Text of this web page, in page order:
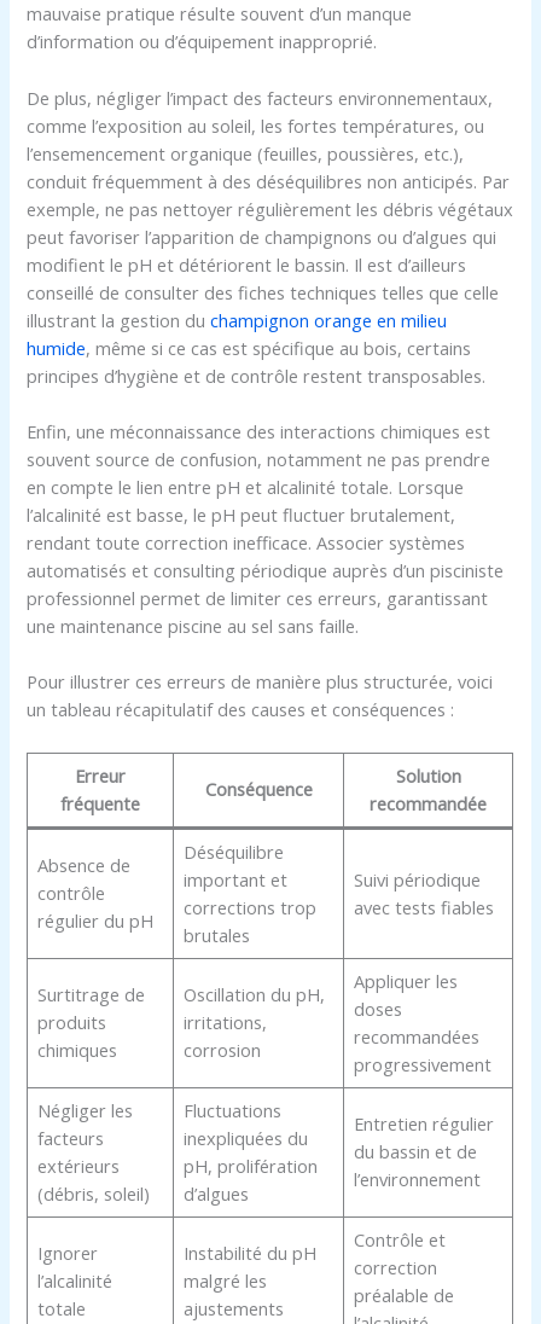
mauvaise pratique résulte souvent d’un manque
d’information ou d’équipement inapproprié.
De plus, négliger l’impact des facteurs environnementaux,
comme l’exposition au soleil, les fortes températures, ou
l’ensemencement organique (feuilles, poussières, etc.),
conduit fréquemment à des déséquilibres non anticipés. Par
exemple, ne pas nettoyer régulièrement les débris végétaux
peut favoriser l’apparition de champignons ou d’algues qui
modifient le pH et détériorent le bassin. Il est d’ailleurs
conseillé de consulter des fiches techniques telles que celle
illustrant la gestion duchampignon orange en milieu
humide, même si ce cas est spécifique au bois, certains
principes d’hygiène et de contrôle restent transposables.
Enfin, une méconnaissance des interactions chimiques est
souvent source de confusion, notamment ne pas prendre
en compte le lien entre pH et alcalinité totale. Lorsque
l’alcalinité est basse, le pH peut fluctuer brutalement,
rendant toute correction inefficace. Associer systèmes
automatisés et consulting périodique auprès d’un pisciniste
professionnel permet de limiter ces erreurs, garantissant
une maintenance piscine au sel sans faille.
Pour illustrer ces erreurs de manière plus structurée, voici
un tableau récapitulatif des causes et conséquences :
Erreur
fréquente
Conséquence
Solution
recommandée
Absence de
contrôle
régulier du pH
Déséquilibre
important et
corrections trop
brutales
Suivi périodique
avec tests fiables
Surtitrage de
produits
chimiques
Oscillation du pH,
irritations,
corrosion
Appliquer les
doses
recommandées
progressivement
Négliger les
facteurs
extérieurs
(débris, soleil)
Fluctuations
inexpliquées du
pH, prolifération
d’algues
Entretien régulier
du bassin et de
l’environnement
Ignorer
l’alcalinité
totale
Instabilité du pH
malgré les
ajustements
Contrôle et
correction
préalable de